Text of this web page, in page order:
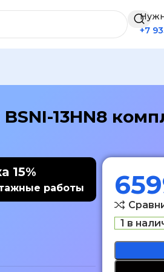
+7
13HN8
15%
работы
1 в